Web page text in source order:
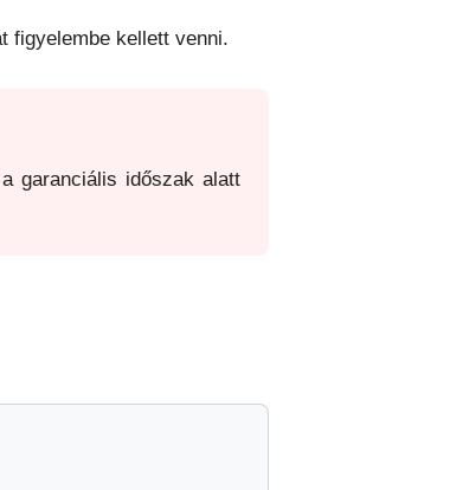
figyelembe kellett venni.
garanciális időszak alatt